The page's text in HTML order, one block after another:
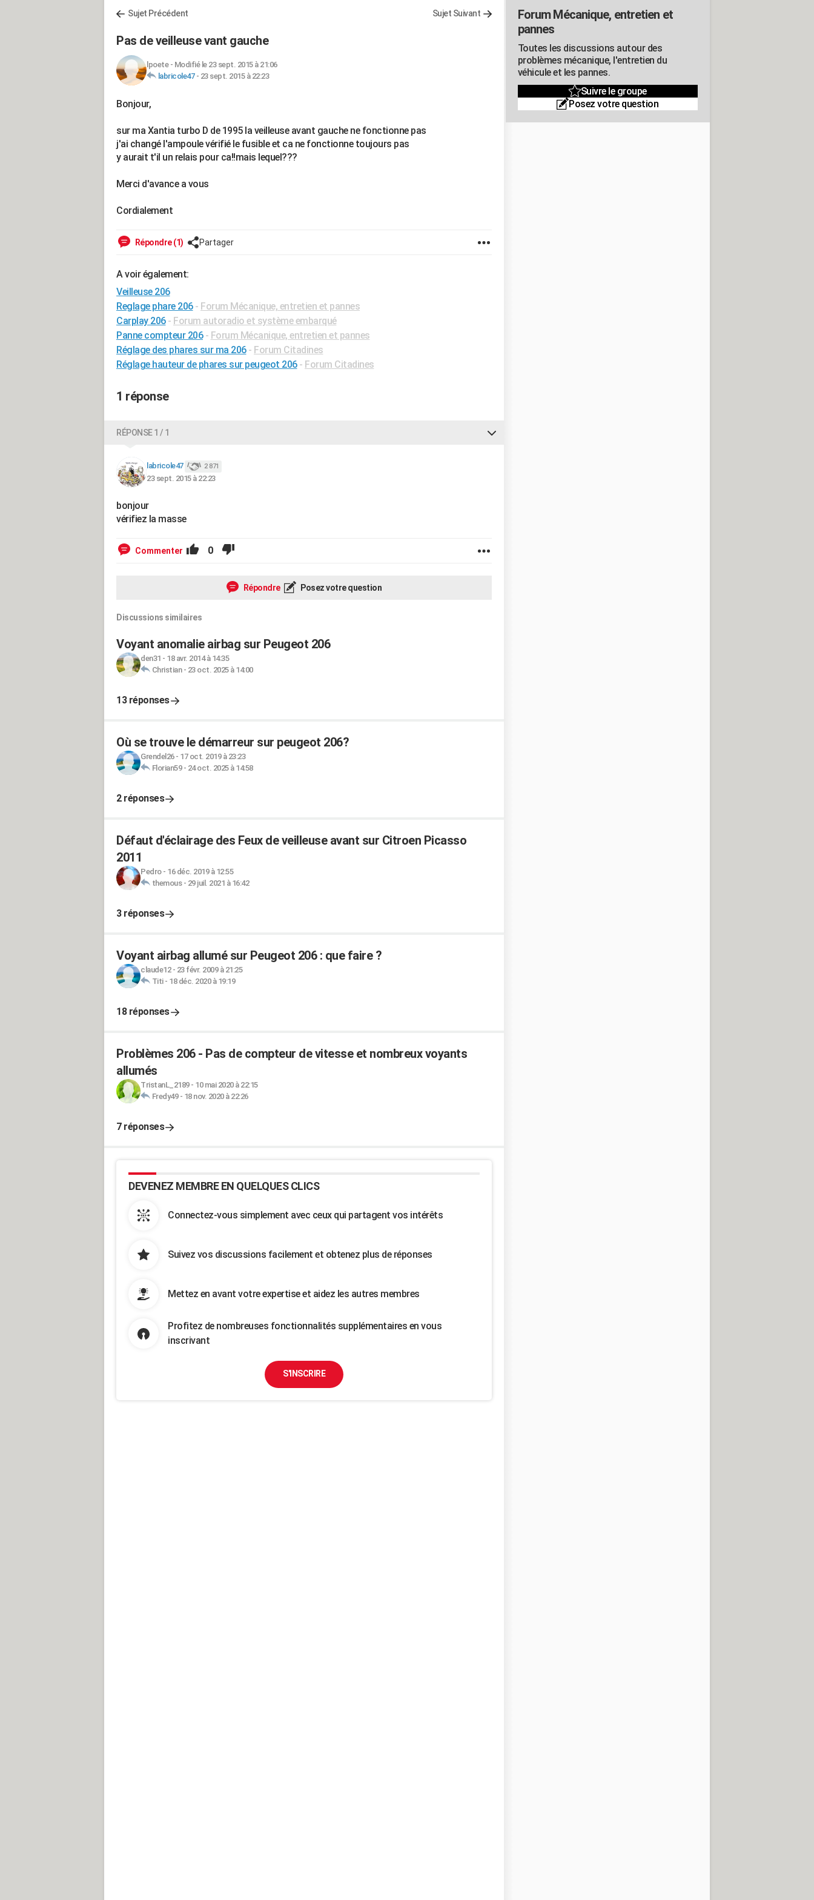
Sujet Précédent Sujet Suivant
Pas de veilleuse vant gauche
lpoete- Modifié le 23 sept. 2015 à 21:06
labricole47- 23 sept. 2015 à 22:23
Bonjour,
sur ma Xantia turbo D de 1995 la veilleuse avant gauche ne fonctionne pas
j'ai changé l'ampoule vérifié le fusible et ca ne fonctionne toujours pas
y aurait t'il un relais pour ca!!mais lequel???
Merci d'avance a vous
Cordialement
Répondre (1) Partager
A voir également:
Veilleuse 206
Reglage phare 206 - Forum Mécanique, entretien et pannes
Carplay 206 - Forum autoradio et système embarqué
Panne compteur 206 - Forum Mécanique, entretien et pannes
Réglage des phares sur ma 206 - Forum Citadines
Réglage hauteur de phares sur peugeot 206 - Forum Citadines
1 réponse
RÉPONSE 1 / 1
labricole47 2 871
23 sept. 2015 à 22:23
bonjour
vérifiez la masse
Commenter 0
Répondre Posez votre question
Discussions similaires
Voyant anomalie airbag sur Peugeot 206
den31 - 18 avr. 2014 à 14:35
Christian- 23 oct. 2025 à 14:00
13 réponses
Où se trouve le démarreur sur peugeot 206?
Grendel26- 17 oct. 2019 à 23:23
Florian59- 24 oct. 2025 à 14:58
2 réponses
Défaut d'éclairage des Feux de veilleuse avant sur Citroen Picasso
2011
Pedro- 16 déc. 2019 à 12:55
themous- 29 juil. 2021 à 16:42
3 réponses
Voyant airbag allumé sur Peugeot 206 : que faire ?
claude12- 23 févr. 2009 à 21:25
Titi- 18 déc. 2020 à 19:19
18 réponses
Problèmes 206 - Pas de compteur de vitesse et nombreux voyants
allumés
TristanL_2189- 10 mai 2020 à 22:15
Fredy49- 18 nov. 2020 à 22:26
7 réponses
DEVENEZ MEMBRE EN QUELQUES CLICS
Connectez-vous simplement avec ceux qui partagent vos intérêts
Suivez vos discussions facilement et obtenez plus de réponses
Mettez en avant votre expertise et aidez les autres membres
Profitez de nombreuses fonctionnalités supplémentaires en vous
inscrivant
S'INSCRIRE
Forum Mécanique, entretien et
pannes
Toutes les discussions autour des
problèmes mécanique, l'entretien du
véhicule et les pannes.
Suivre le groupe
Posez votre question